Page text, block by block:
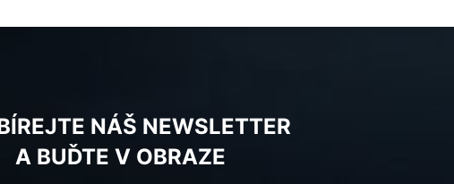
NÁŠ NEWSLETTER
A BUĎTE V OBRAZE